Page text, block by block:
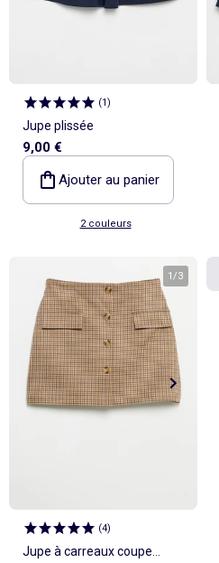
(1)
Jupe plissée
9,00 €
Ajouter au panier
2 couleurs
1/3
(4)
Jupe à carreaux coupe